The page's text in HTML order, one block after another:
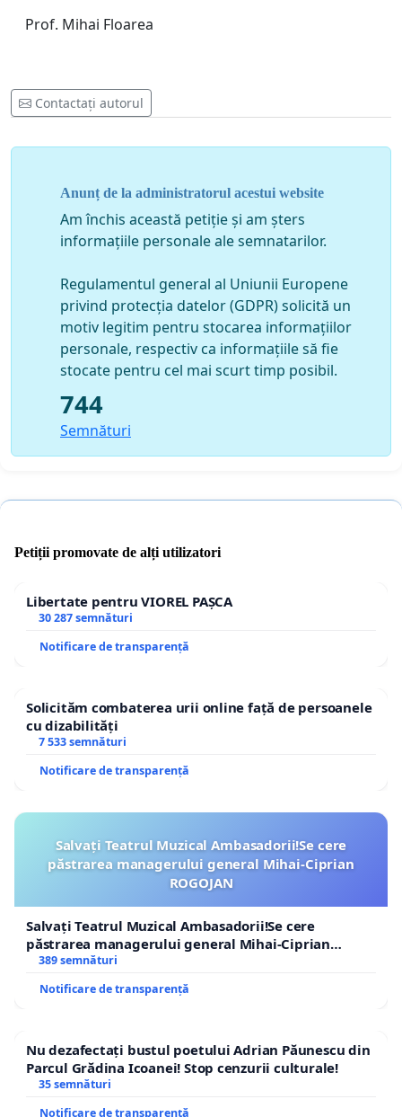
Prof. Mihai Floarea
Contactați autorul
Anunț de la administratorul acestui website
Am închis această petiție și am șters
informațiile personale ale semnatarilor.
Regulamentul general al Uniunii Europene
privind protecția datelor (GDPR) solicită un
motiv legitim pentru stocarea informațiilor
personale, respectiv ca informațiile să fie
stocate pentru cel mai scurt timp posibil.
744
Semnături
Petiții promovate de alți utilizatori
Libertate pentru VIOREL PAȘCA
30 287 semnături
Notificare de transparență
Solicităm combaterea urii online față de persoanele
cu dizabilități
7 533 semnături
Notificare de transparență
Salvați Teatrul Muzical Ambasadorii!Se cere
păstrarea managerului general Mihai-Ciprian
ROGOJAN
Salvați Teatrul Muzical Ambasadorii!Se cere
păstrarea managerului general Mihai-Ciprian
ROGOJAN
389 semnături
Notificare de transparență
Nu dezafectați bustul poetului Adrian Păunescu din
Parcul Grădina Icoanei! Stop cenzurii culturale!
35 semnături
Notificare de transparență